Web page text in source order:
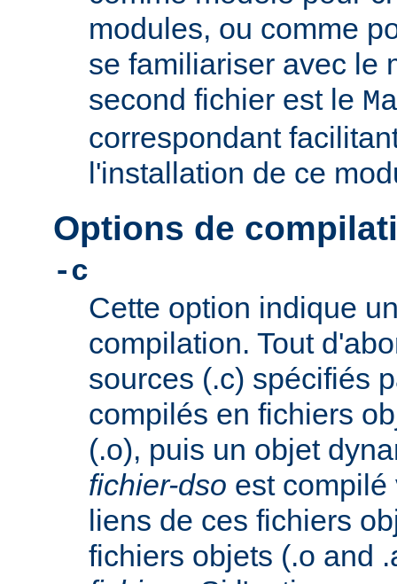
modules, ou comme
se familiariser avec le
second fichier est le
correspondant
l'installation de ce
Options de
-c
Cette option indique
compilation. Tout
sources (.c) spécifiés
compilés en fichiers
(.o), puis un objet
fichier-dso est
liens de ces fichiers
fichiers objets (.o and